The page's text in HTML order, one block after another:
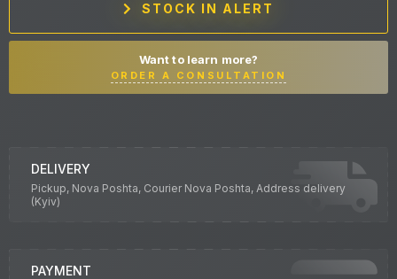
STOCK IN ALERT
Want to learn more?
ORDER A CONSULTATION
DELIVERY
Pickup, Nova Poshta, Courier Nova Poshta, Address delivery
(Kyiv)
PAYMENT